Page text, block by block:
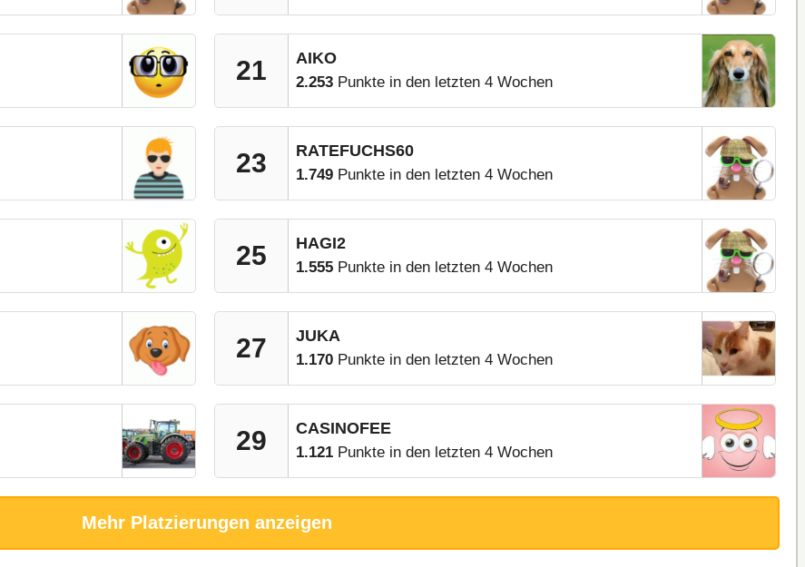
21 AIKO
2.253 Punkte in den letzten 4 Wochen
23 RATEFUCHS60
1.749 Punkte in den letzten 4 Wochen
25 HAGI2
1.555 Punkte in den letzten 4 Wochen
27 JUKA
1.170 Punkte in den letzten 4 Wochen
29 CASINOFEE
1.121 Punkte in den letzten 4 Wochen
Mehr Platzierungen anzeigen